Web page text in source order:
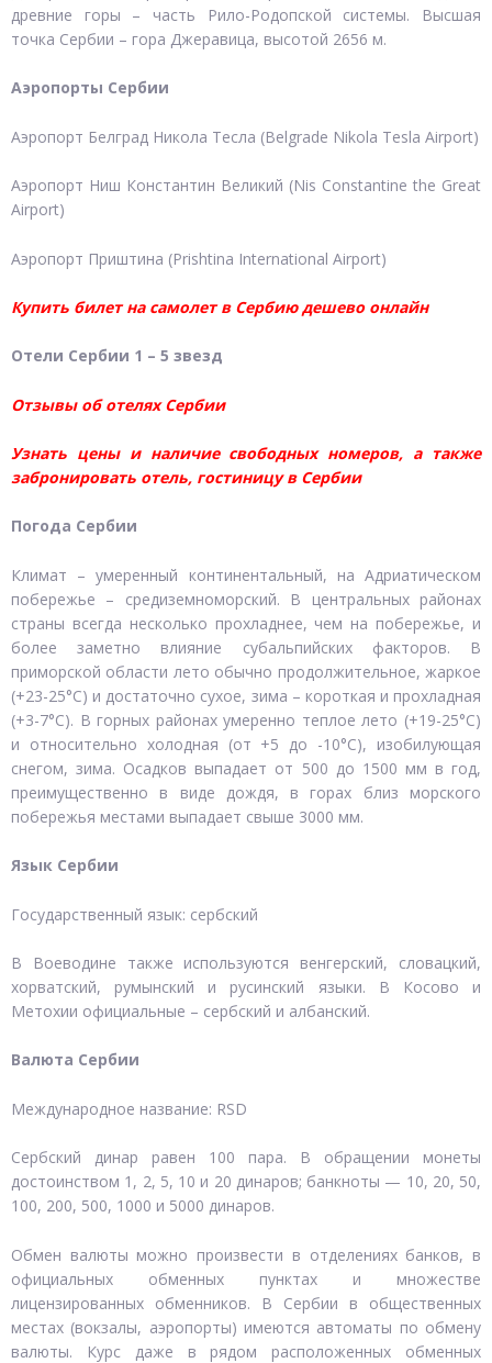
древние горы – часть Рило-Родопской системы. Высшая
точка Сербии – гора Джеравица, высотой 2656 м.
Аэропорты Сербии
Аэропорт Белград Никола Тесла (Belgrade Nikola Tesla Airport)
Аэропорт Ниш Константин Великий (Nis Constantine the Great
Airport)
Аэропорт Приштина (Prishtina International Airport)
Купить билет на самолет в Сербию дешево онлайн
Отели Сербии 1 – 5 звезд
Отзывы об отелях Сербии
Узнать цены и наличие свободных номеров, а также
забронировать отель, гостиницу в Сербии
Погода Сербии
Климат – умеренный континентальный, на Адриатическом
побережье – средиземноморский. В центральных районах
страны всегда несколько прохладнее, чем на побережье, и
более заметно влияние субальпийских факторов. В
приморской области лето обычно продолжительное, жаркое
(+23-25°С) и достаточно сухое, зима – короткая и прохладная
(+3-7°С). В горных районах умеренно теплое лето (+19-25°С)
и относительно холодная (от +5 до -10°С), изобилующая
снегом, зима. Осадков выпадает от 500 до 1500 мм в год,
преимущественно в виде дождя, в горах близ морского
побережья местами выпадает свыше 3000 мм.
Язык Сербии
Государственный язык: сербский
В Воеводине также используются венгерский, словацкий,
хорватский, румынский и русинский языки. В Косово и
Метохии официальные – сербский и албанский.
Валюта Сербии
Международное название: RSD
Сербский динар равен 100 пара. В обращении монеты
достоинством 1, 2, 5, 10 и 20 динаров; банкноты — 10, 20, 50,
100, 200, 500, 1000 и 5000 динаров.
Обмен валюты можно произвести в отделениях банков, в
официальных обменных пунктах и множестве
лицензированных обменников. В Сербии в общественных
местах (вокзалы, аэропорты) имеются автоматы по обмену
валюты. Курс даже в рядом расположенных обменных